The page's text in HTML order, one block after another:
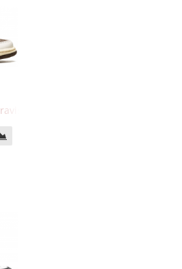
Scott Reverse Mocha